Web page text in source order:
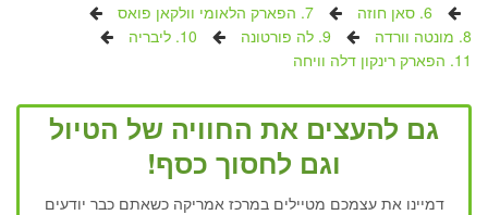
6. סאן חוזה
7. הפארק הלאומי וולקאן פואס
8. מונטה וורדה
9. לה פורטונה
10. ליבריה
11. הפארק רינקון דלה וויחה
גם להעצים את החוויה של הטיול
וגם לחסוך כסף!
דמיינו את עצמכם מטיילים במרכז אמריקה כשאתם כבר יודעים